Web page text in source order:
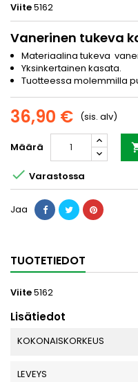
Viite5162
Vanerinen tukeva
Materiaalina tukeva
Yksinkertainen kasata.
Tuotteessa molemmilla
36,90 € (sis. alv)
Määrä
 Varastossa
Jaa
TUOTETIEDOT
Viite5162
Lisätiedot
KOKONAISKORKEUS
LEVEYS